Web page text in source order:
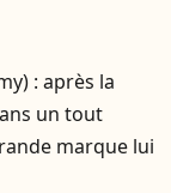
: après la
un tout
marque lui